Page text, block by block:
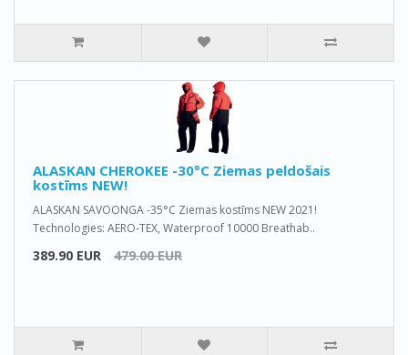
ALASKAN CHEROKEE -30°C Ziemas peldošais
kostīms NEW!
ALASKAN SAVOONGA -35°C Ziemas kostīms NEW 2021!
Technologies: AERO-TEX, Waterproof 10000 Breathab..
389.90 EUR 479.00 EUR